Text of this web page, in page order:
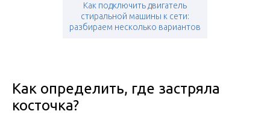
Как подключить двигатель
стиральной машины к сети:
разбираем несколько вариантов
Как определить, где застряла
косточка?